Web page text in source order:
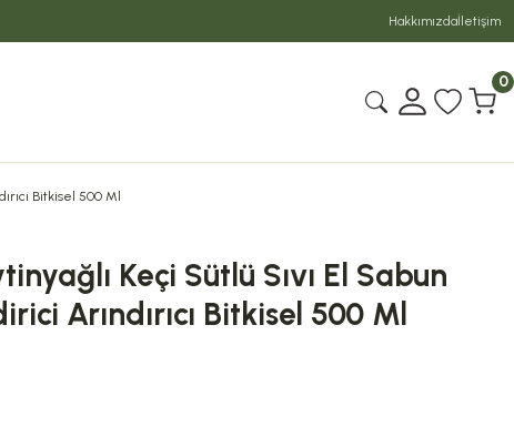
Hakkımızdaİletişim
0
Bitkisel 500 Ml
Keçi Sütlü Sıvı El Sabun
Arındırıcı Bitkisel 500 Ml